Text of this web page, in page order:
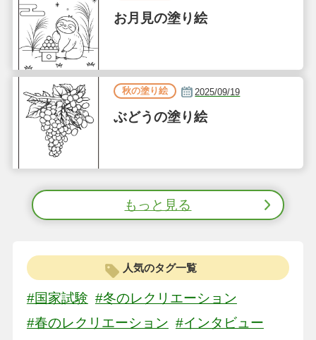
お月見の塗り絵
秋の塗り絵 2025/09/19
ぶどうの塗り絵
もっと見る
人気のタグ一覧
#国家試験 #冬のレクリエーション
#春のレクリエーション #インタビュー